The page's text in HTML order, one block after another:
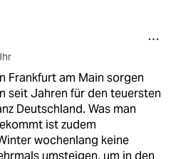
Frankfurt am Main sorgen
seit Jahren für den teuersten
Deutschland. Was man
ist zudem
wochenlang keine
umsteigen, um in den